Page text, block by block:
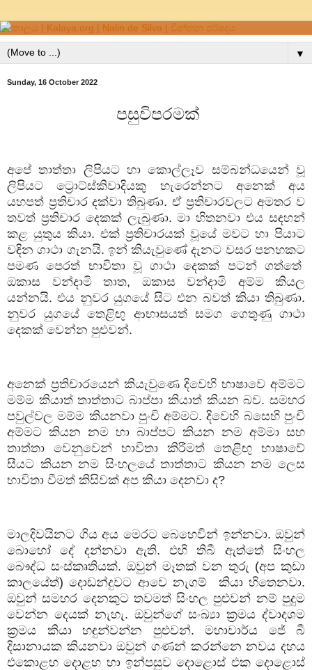
▼
Sunday, 16 October 2022
පසුවිපරමක්
අපේ තාත්තා ලිපියට හා කොල්ලෑව සම්බන්ධයෙන් වූ
ලිපියට ට්‍රොට්ස්කිවාදියකු හැරෙන්නට අනෙක් අය
යහපත් ප්‍රතිචාර දක්වා තිබුණා. ඒ ප්‍රතිචාරවලට අමතර ව
තවත් ප්‍රතිචාර දෙකක් ලැබුණා. මා හිතනවා එය සඳහන්
කළ යුතුය කියා. එක් ප්‍රතිචාරයක් වූයේ මවට හා පියාට
වඳින ගාථා ගැනයි. ඉන් කියැවුණේ දැනට වසර පනහකට
පමණ පෙරත් භාවිතා වූ ගාථා දෙකක් පටන් ගත්තේ
ඔකාස වන්දාමි තාත, ඔකාස වන්දාමි අම්ම කියල
යන්නයි. එය නුවර යුගයේ සිට එන බවත් කියා තිබුණා.
නුවර යුගයේ තෙළිඟු ආභාසයත් සමග ගෙතුණු ගාථා
දෙකක් වෙන්න පුළුවන්.
අනෙක් ප්‍රතිචාරයෙන් කියැවුණෙ දිවෙහි භාෂාවෙ අම්මට
මම්ම කියාත් තාත්තාට බාප්පා කියාත් කියන බව. සමහර
පවුල්වල මම්ම කියනවා පුංචි අම්මට. දිවෙහි බසෙහි පුංචි
අම්මට කියන නම හා බාප්පට කියන නම අම්මා සහ
තාත්තා වෙනුවෙන් භාවිතා කිරීමත් තෙළිඟු භාෂාවේ
සීයට කියන නම සිංහලයේ තාත්තාට කියන නම ලෙස
භාවිතා වීමත් කිසිවක් අප කියා දෙනවා ද?
මාලදිවයිනට ගිය අය මෙරට බෙහෙවින් ඉන්නවා. ඔවුන්
බොහෝ දේ දන්නවා ඇති. එහි තිබී ඇත්තේ සිංහල
බෞද්ධ සංස්කෘතියක්. ඔවුන් මෑතක් වන තුරු (අප කුඩා
කාලයේත්) දොඩන්දුවට ආවෙ නැගම්
කියා හිතෙනවා.
ඔවුන් සමහර දෙනකුට තවමත් සිංහල පුළුවන් නම් පුදුම
වෙන්න දෙයක් නැහැ. ඔවුන්ගේ සංඛ්‍යා ක්‍රමය ද්වාදශම
ක්‍රමය කියා හඳුන්වන්න පුළුවන්. මහාචාර්ය ජේ බී
දිසානායක කියනවා ඔවුන් ගණන් කරන්නෙ නවය දහය
එකොළහ දොළහ හා ඉන්පසුව දොළොස් එක දොළොස්